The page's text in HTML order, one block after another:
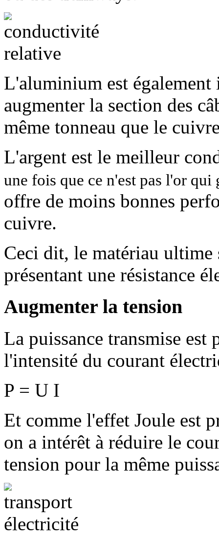
L'aluminium est
augmenter la section des
même tonneau que le
L'argent est le meilleur
une fois que ce n'est pas l'or qui
offre de moins bonnes
cuivre.
Ceci dit, le matériau ultime
présentant une résistance
Augmenter la tension
La puissance transmise
l'intensité du courant
P = U I
Et comme l'effet Joule est
on a intérêt à réduire le
tension pour la même